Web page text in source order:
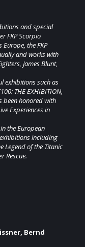
and special
FKP Scorpio
the FKP
and works with
James Blunt,
exhibitions such as
THE EXHIBITION,
been honored with
Experiences in
the European
including
Legend of the Titanic
Rescue.
Bernd